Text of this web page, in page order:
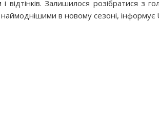
відтінків. Залишилося розібратися
в новому сезоні, інформує